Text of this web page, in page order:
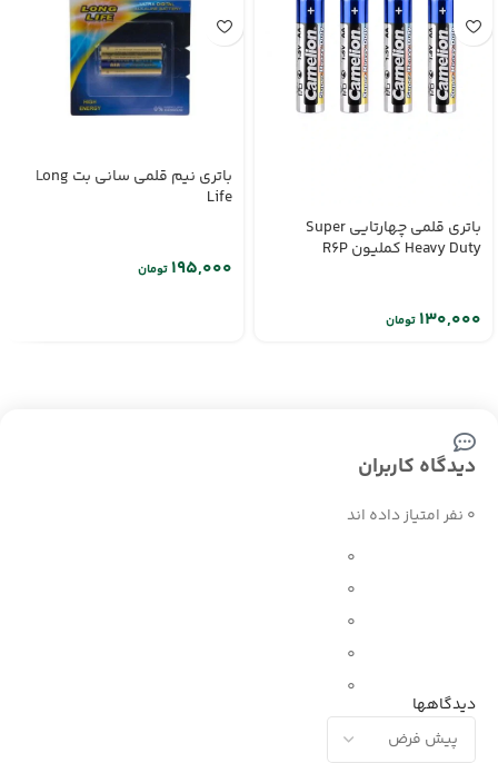
باتری قلمی چهارتایی Super
Heavy Duty کملیون R6P
تومان
باتری نیم قلمی سانی بت Long
Life
تومان
دیدگاه کاربران
0 نفر امتیاز داده اند
0
0
0
0
0
دیدگاهها